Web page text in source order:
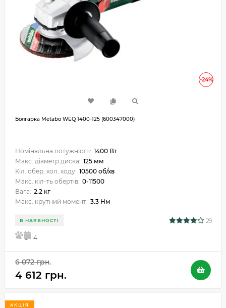
-24%
Болгарка Metabo WEQ 1400-125 (600347000)
Номінальна потужність: 1400 Вт
Макс. діаметр диска: 125 мм
Кіл. обер. хол. ходу: 10500 об/хв
Макс. кіл-ть обертів: 0-11500
Вага: 2.2 кг
Макс. крутний момент: 3.3 Нм
В НАЯВНОСТІ 29
5 4
6 072 грн.
4 612 грн.
АКЦІЯ